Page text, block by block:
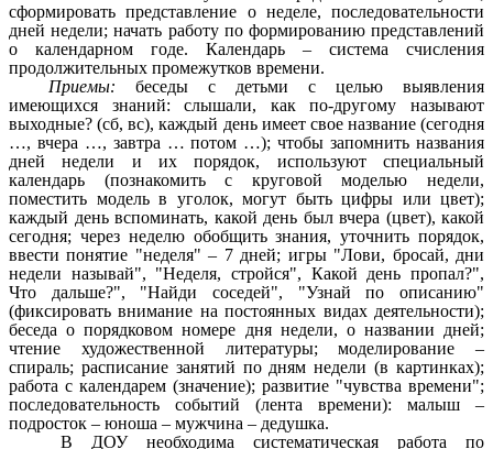
сформировать представление о неделе, последовательности
дней недели; начать работу по формированию представлений
о календарном годе. Календарь – система счисления
продолжительных промежутков времени.
Приемы: беседы с детьми с целью выявления
имеющихся знаний: слышали, как по-другому называют
выходные? (сб, вс), каждый день имеет свое название (сегодня
…, вчера …, завтра … потом …); чтобы запомнить названия
дней недели и их порядок, используют специальный
календарь (познакомить с круговой моделью недели,
поместить модель в уголок, могут быть цифры или цвет);
каждый день вспоминать, какой день был вчера (цвет), какой
сегодня; через неделю обобщить знания, уточнить порядок,
ввести понятие "неделя" – 7 дней; игры "Лови, бросай, дни
недели называй", "Неделя, стройся", Какой день пропал?",
Что дальше?", "Найди соседей", "Узнай по описанию"
(фиксировать внимание на постоянных видах деятельности);
беседа о порядковом номере дня недели, о названии дней;
чтение художественной литературы; моделирование –
спираль; расписание занятий по дням недели (в картинках);
работа с календарем (значение); развитие "чувства времени";
последовательность событий (лента времени): малыш –
подросток – юноша – мужчина – дедушка.
В ДОУ необходима систематическая работа по